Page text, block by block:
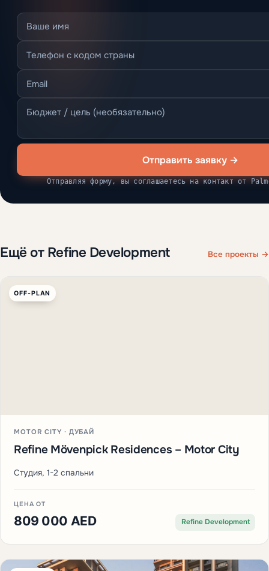
Отправить заявку →
Отправляя форму, вы соглашаетесь на контакт от
Ещё от Refine Development Все проекты →
OFF-PLAN
MOTOR CITY · ДУБАЙ
Refine Mövenpick Residences – Motor City
Студия, 1-2 спальни
ЦЕНА ОТ
809 000 AED Refine Development